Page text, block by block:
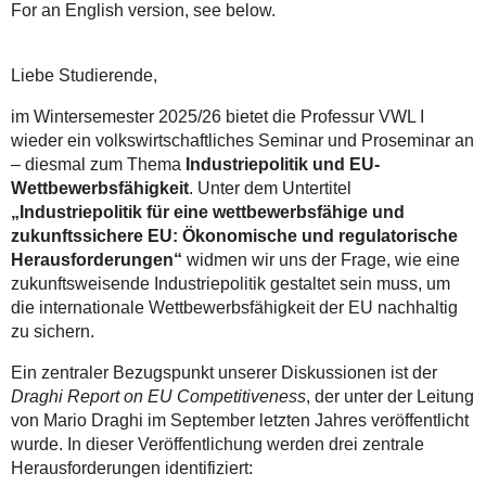
For an English version, see below.
Liebe Studierende,
im Wintersemester 2025/26 bietet die Professur VWL I
wieder ein volkswirtschaftliches Seminar und Proseminar an
– diesmal zum Thema Industriepolitik und EU-
Wettbewerbsfähigkeit. Unter dem Untertitel
„Industriepolitik für eine wettbewerbsfähige und
zukunftssichere EU: Ökonomische und regulatorische
Herausforderungen“ widmen wir uns der Frage, wie eine
zukunftsweisende Industriepolitik gestaltet sein muss, um
die internationale Wettbewerbsfähigkeit der EU nachhaltig
zu sichern.
Ein zentraler Bezugspunkt unserer Diskussionen ist der
Draghi Report on EU Competitiveness, der unter der Leitung
von Mario Draghi im September letzten Jahres veröffentlicht
wurde. In dieser Veröffentlichung werden drei zentrale
Herausforderungen identifiziert: